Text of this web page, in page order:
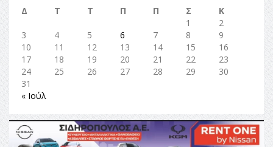
Δ
Τ Τ Π Π Σ
Κ
1
2
3
4 5 6 7 8
9
10
11 12 13 14 15
16
17
18 19 20 21 22
23
24
25 26 27 28 29
30
31
« Ιούλ